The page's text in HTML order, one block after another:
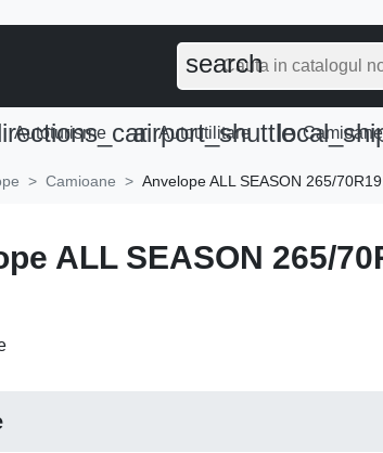
search
Autoturisme airport_shuttle
Autoutilitare Camioane
Camioane Anvelope ALL SEASON 265/
ALL SEASON 265/